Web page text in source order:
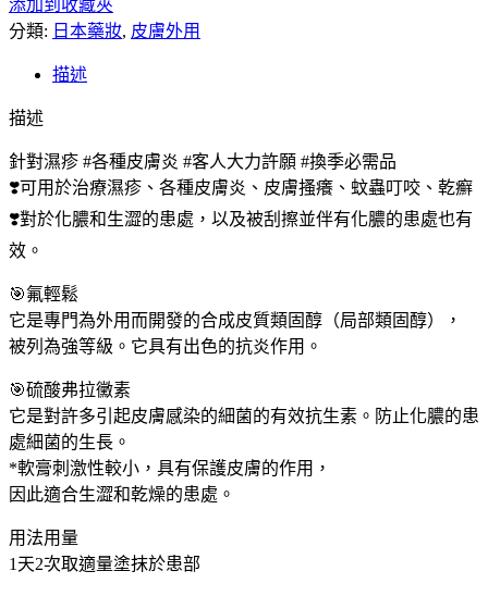
代
購】
本
人
全
脂
F
軟
膏
濕
疹,
皮
膚
炎,
皮
膚
癢,
蟲
咬,
添加到收藏夾
分類: 日本藥妝, 皮膚外用
描述
描述
針對濕疹 #各種皮膚炎 #客人大力許願 #換季必需品
❣️可用於治療濕疹、各種皮膚炎、皮膚搔癢、蚊蟲叮咬、乾癬
❣️對於化膿和生澀的患處，以及被刮擦並伴有化膿的患處也有
效。
🎯氟輕鬆
它是專門為外用而開發的合成皮質類固醇（局部類固醇），
被列為強等級。它具有出色的抗炎作用。
🎯硫酸弗拉黴素
它是對許多引起皮膚感染的細菌的有效抗生素。防止化膿的患
處細菌的生長。
*軟膏刺激性較小，具有保護皮膚的作用，
因此適合生澀和乾燥的患處。
用法用量
1天2次取適量塗抹於患部